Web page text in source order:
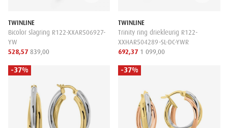
TWINLINE
Bicolor slagring R122-XXAR506927-
YW
528,57 839,00
TWINLINE
Trinity ring driekleurig R122-
XXHAR504289-SL-DC-YWR
692,37 1 099,00
-37% -37%